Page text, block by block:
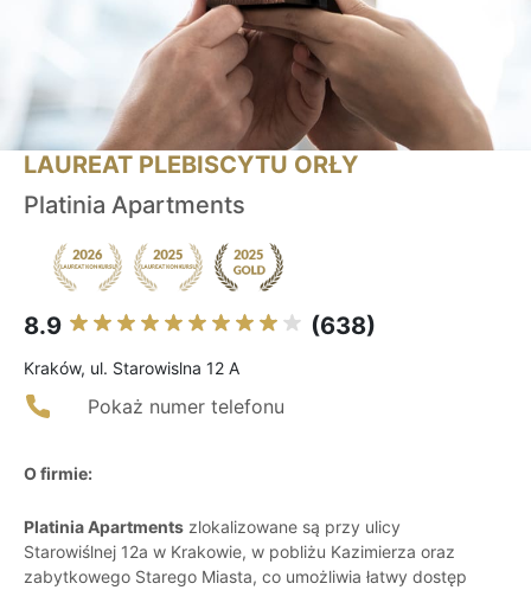
LAUREAT PLEBISCYTU ORŁY
Platinia Apartments
8.9 (638)
Kraków, ul. Starowislna 12 A
Pokaż numer telefonu
O firmie:
Platinia Apartments zlokalizowane są przy ulicy
Starowiślnej 12a w Krakowie, w pobliżu Kazimierza oraz
zabytkowego Starego Miasta, co umożliwia łatwy dostęp